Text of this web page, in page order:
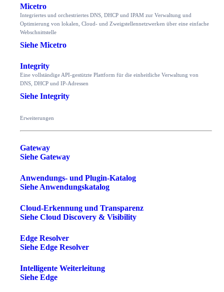
Micetro
Integriertes und orchestriertes DNS, DHCP und IPAM zur Verwaltung und
Optimierung von lokalen, Cloud- und Zweigstellennetzwerken über eine einfache
Webschnittstelle
Siehe Micetro
Integrity
Eine vollständige API-gestützte Plattform für die einheitliche Verwaltung von
DNS, DHCP und IP-Adressen
Siehe Integrity
Erweiterungen
Gateway
Siehe Gateway
Anwendungs- und Plugin-Katalog
Siehe Anwendungskatalog
Cloud-Erkennung und Transparenz
Siehe Cloud Discovery & Visibility
Edge Resolver
Siehe Edge Resolver
Intelligente Weiterleitung
Siehe Edge